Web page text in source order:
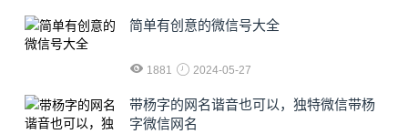
简单有创意的微信号大全
1881 2024-05-27
​带杨字的网名谐音也可以，独特微信带杨
字微信网名